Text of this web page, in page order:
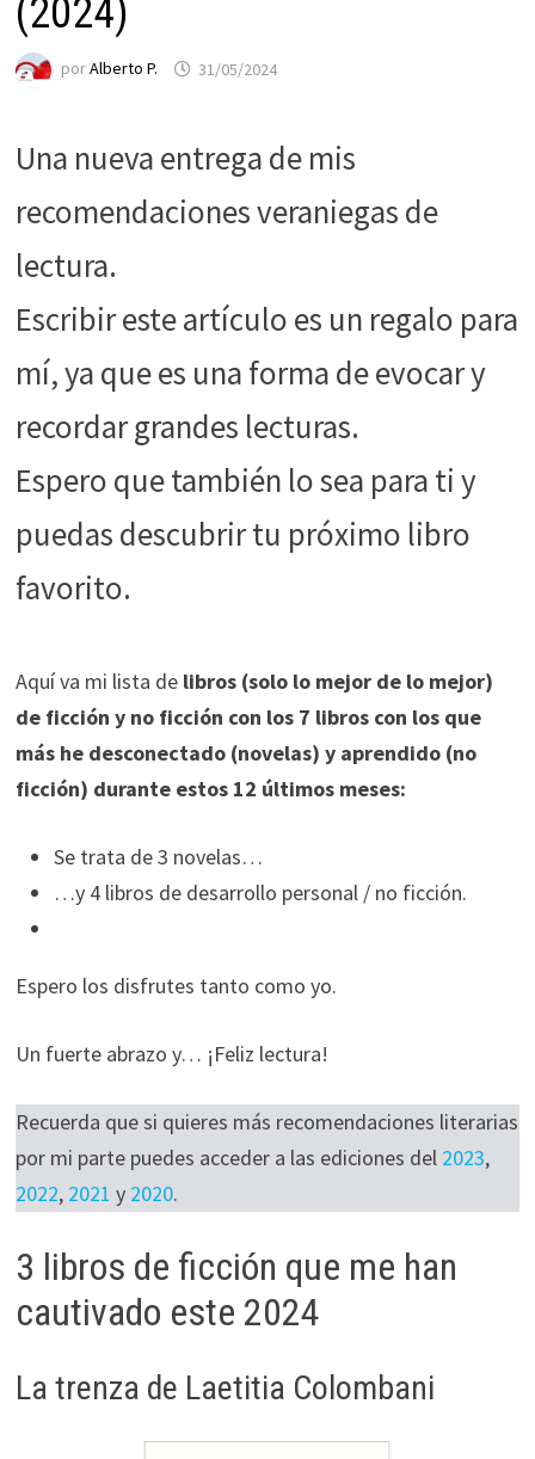
(2024)
porAlberto P. 31/05/2024
Una nueva entrega de mis
recomendaciones veraniegas de
lectura.
Escribir este artículo es un regalo para
mí, ya que es una forma de evocar y
recordar grandes lecturas.
Espero que también lo sea para ti y
puedas descubrir tu próximo libro
favorito.
Aquí va mi lista delibros (solo lo mejor de lo mejor)
de ficción y no ficción con los 7 libros con los que
más he desconectado (novelas) y aprendido (no
ficción) durante estos 12 últimos meses:
Se trata de 3 novelas…
…y 4 libros de desarrollo personal / no ficción.
Espero los disfrutes tanto como yo.
Un fuerte abrazo y… ¡Feliz lectura!
Recuerda que si quieres más recomendaciones literarias
por mi parte puedes acceder a las ediciones del 2023,
2022, 2021 y 2020.
3 libros de ficción que me han
cautivado este 2024
La trenza de Laetitia Colombani
cookies no
opcionales.
necesarias
funcione la
Estadísticas
podamos
funcionalidad
y estructura
de la web, en
Experiencia
Para que
nuestra web
mejor posible
visita. Si
algunas
desaparecerán
de la web.
Marketing
Al compartir tus
intereses y
mientras visitas
aumentas la
ver contenido y
ofertas